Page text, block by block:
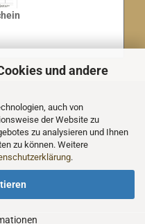
und andere
auch von
der Website zu
zu analysieren und Ihnen
zu können. Weitere
.